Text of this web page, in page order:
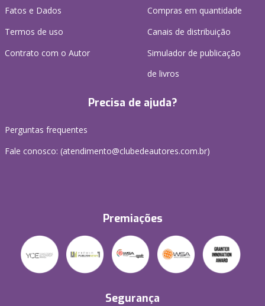
Fatos e Dados
Termos de uso
Contrato com o Autor
Compras em quantidade
Canais de distribuição
Simulador de publicação
de livros
Precisa de ajuda?
Perguntas frequentes
Fale conosco: (atendimento@clubedeautores.com.br)
Premiações
Segurança